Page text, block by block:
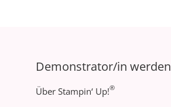
Demonstrator/in werden
Über Stampin‘ Up!®